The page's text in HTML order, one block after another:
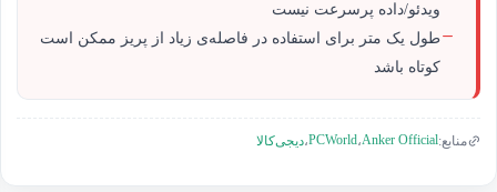
ویدئو/داده پرسرعت نیست
طول یک متر برای استفاده در فاصله‌ی زیاد از پریز ممکن است
کوتاه باشد
منابع:Anker Official،PCWorld،دیجی‌کالا